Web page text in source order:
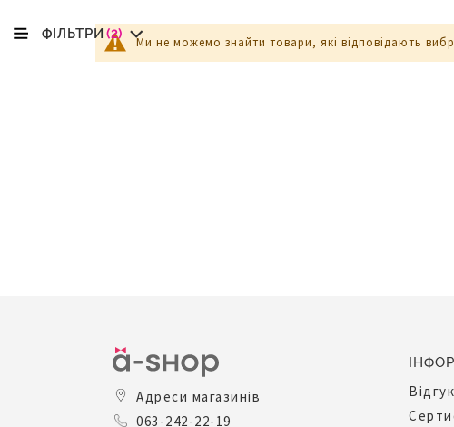
Ми не можемо знайти товари, які відповідають
ФІЛЬТРИ (2)
Адреси магазинів
063-242-22-19